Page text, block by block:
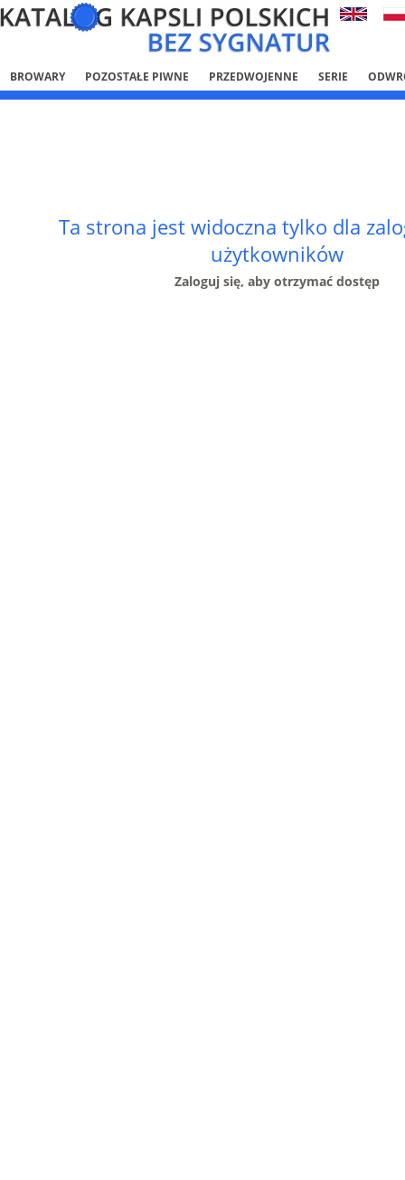
BROWARY POZOSTAŁE PIWNE PRZEDWOJENNE SERIE
Ta strona jest widoczna tylko dla
użytkowników
Zaloguj się, aby otrzymać dostęp